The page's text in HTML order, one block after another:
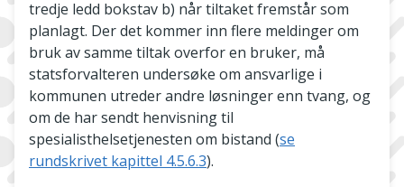
tredje ledd bokstav b) når tiltaket fremstår som
planlagt. Der det kommer inn flere meldinger om
bruk av samme tiltak overfor en bruker, må
statsforvalteren undersøke om ansvarlige i
kommunen utreder andre løsninger enn tvang, og
om de har sendt henvisning til
spesialisthelsetjenesten om bistand (se
rundskrivet kapittel 4.5.6.3).